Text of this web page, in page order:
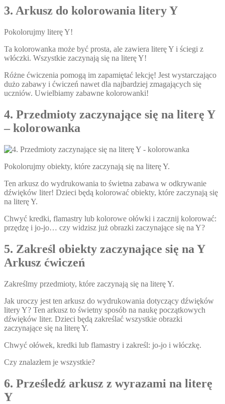
3. Arkusz do kolorowania litery Y
Pokolorujmy literę Y!
Ta kolorowanka może być prosta, ale zawiera literę Y i ściegi z
włóczki. Wszystkie zaczynają się na literę Y!
Różne ćwiczenia pomogą im zapamiętać lekcję! Jest wystarczająco
dużo zabawy i ćwiczeń nawet dla najbardziej zmagających się
uczniów. Uwielbiamy zabawne kolorowanki!
4. Przedmioty zaczynające się na literę Y
– kolorowanka
Pokolorujmy obiekty, które zaczynają się na literę Y.
Ten arkusz do wydrukowania to świetna zabawa w odkrywanie
dźwięków liter! Dzieci będą kolorować obiekty, które zaczynają się
na literę Y.
Chwyć kredki, flamastry lub kolorowe ołówki i zacznij kolorować:
przędzę i jo-jo… czy widzisz już obrazki zaczynające się na Y?
5. Zakreśl obiekty zaczynające się na Y
Arkusz ćwiczeń
Zakreślmy przedmioty, które zaczynają się na literę Y.
Jak uroczy jest ten arkusz do wydrukowania dotyczący dźwięków
litery Y? Ten arkusz to świetny sposób na naukę początkowych
dźwięków liter. Dzieci będą zakreślać wszystkie obrazki
zaczynające się na literę Y.
Chwyć ołówek, kredki lub flamastry i zakreśl: jo-jo i włóczkę.
Czy znalazłem je wszystkie?
6. Prześledź arkusz z wyrazami na literę
Y